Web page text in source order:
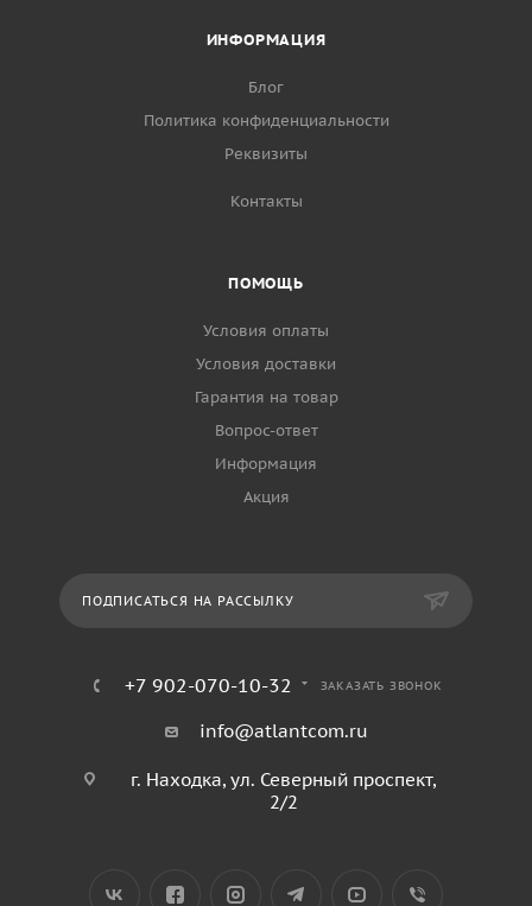
ИНФОРМАЦИЯ
Блог
Политика конфиденциальности
Реквизиты
Контакты
ПОМОЩЬ
Условия оплаты
Условия доставки
Гарантия на товар
Вопрос-ответ
Информация
Акция
ПОДПИСАТЬСЯ НА РАССЫЛКУ
+7 902-070-10-32 ЗАКАЗАТЬ ЗВОНОК
info@atlantcom.ru
г. Находка, ул. Северный проспект,
2/2